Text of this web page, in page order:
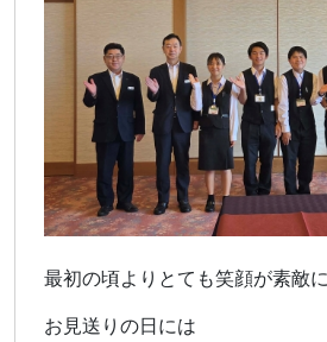
最初の頃よりとても笑顔が素敵
お見送りの日には